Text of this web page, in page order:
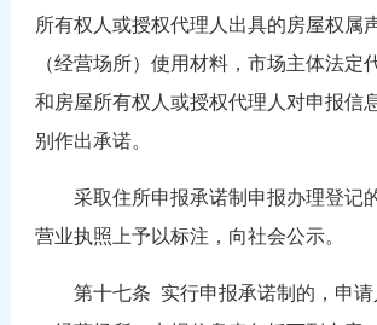
所有权人或授权代理人出具的房屋权属
（经营场所）使用材料，市场主体法定
和房屋所有权人或授权代理人对申报信
别作出承诺。
采取住所申报承诺制申报办理登记
营业执照上予以标注，向社会公示。
第十七条 实行申报承诺制的，申